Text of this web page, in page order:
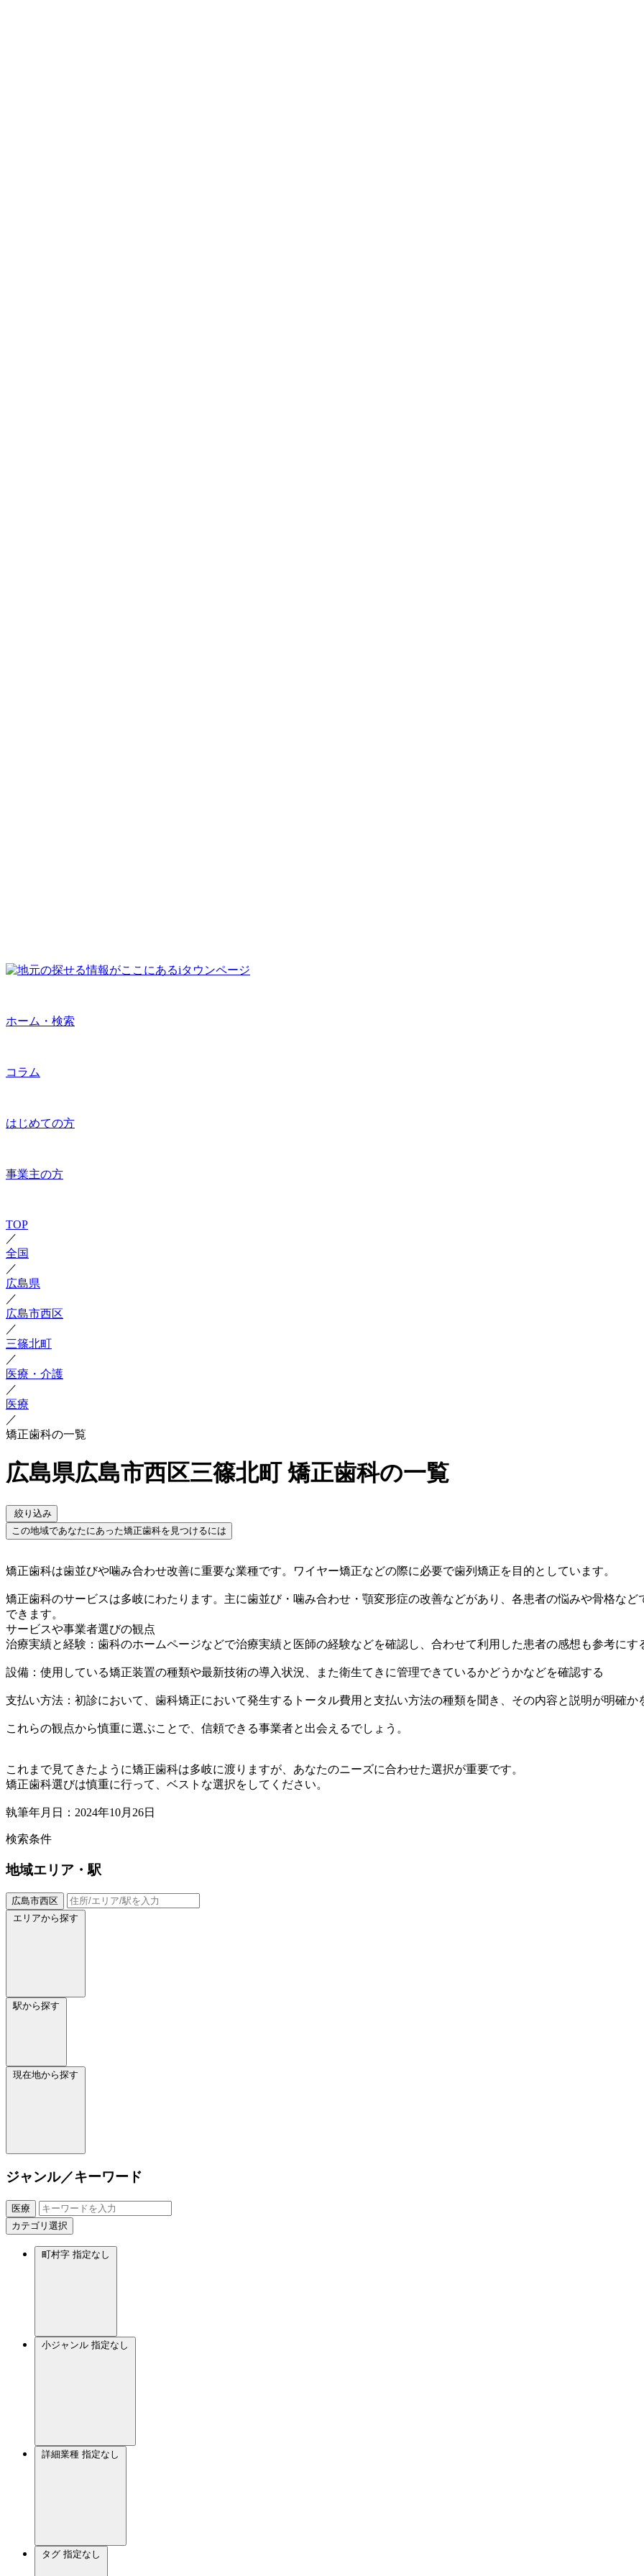
ホーム・検索
コラム
はじめての方
事業主の方
TOP
／
全国
／
広島県
／
広島市西区
／
三篠北町
／
医療・介護
／
医療
／
矯正歯科の一覧
広島県広島市西区三篠北町 矯正歯科の一覧
絞り込み
この地域であなたにあった矯正歯科を見つけるには
矯正歯科は歯並びや噛み合わせ改善に重要な業種です。ワイヤー矯正などの際に必要で歯列矯正を目的としています。
矯正歯科のサービスは多岐にわたります。主に歯並び・噛み合わせ・顎変形症の改善などがあり、各患者の悩みや骨格な
できます。
サービスや事業者選びの観点
治療実績と経験：歯科のホームページなどで治療実績と医師の経験などを確認し、合わせて利用した患者の感想も参考に
設備：使用している矯正装置の種類や最新技術の導入状況、また衛生てきに管理できているかどうかなどを確認する
支払い方法：初診において、歯科矯正において発生するトータル費用と支払い方法の種類を聞き、その内容と説明が明確か
これらの観点から慎重に選ぶことで、信頼できる事業者と出会えるでしょう。
これまで見てきたように矯正歯科は多岐に渡りますが、あなたのニーズに合わせた選択が重要です。
矯正歯科選びは慎重に行って、ベストな選択をしてください。
執筆年月日：2024年10月26日
検索条件
地域エリア・駅
広島市西区
エリアから探す
駅から探す
現在地から探す
ジャンル／キーワード
医療
カテゴリ選択
町村字 指定なし
小ジャンル 指定なし
詳細業種 指定なし
タグ 指定なし